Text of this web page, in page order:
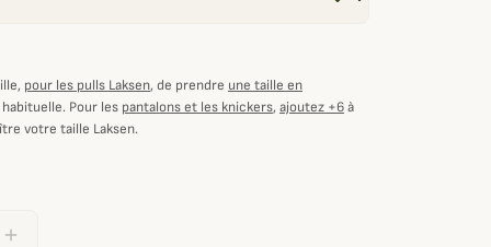
pour les pulls Laksen, de prendre une taille en
Pour les pantalons et les knickers, ajoutez +6à
votre taille Laksen.
add